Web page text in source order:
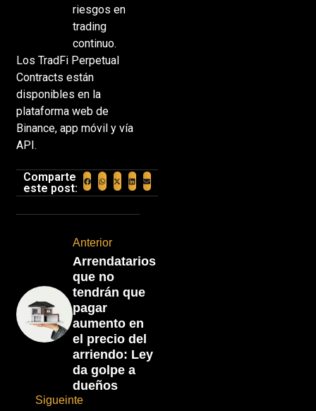
riesgos en
trading
continuo.
Los TradFi Perpetual
Contracts están
disponibles en la
plataforma web de
Binance, app móvil y vía
API.
Comparte
este post:
Anterior
Arrendatarios
que no
tendrán que
pagar
aumento en
el precio del
arriendo: Ley
da golpe a
dueños
Sigueinte